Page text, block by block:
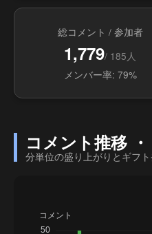
総コメント / 参加者
1,779/ 185人
メンバー率: 79%
コメント推移
分単位の盛り上がりとギフ